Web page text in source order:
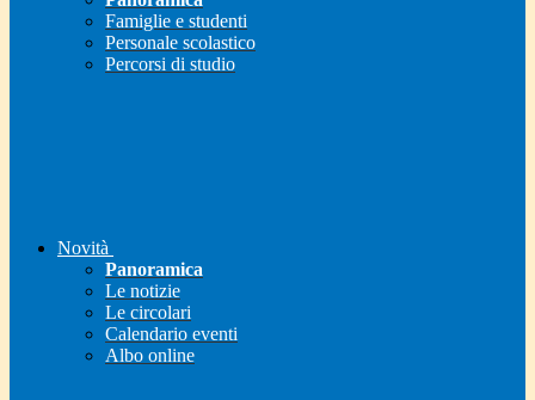
Famiglie e studenti
Personale scolastico
Percorsi di studio
Novità
Panoramica
Le notizie
Le circolari
Calendario eventi
Albo online